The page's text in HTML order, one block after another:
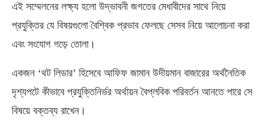
এই সম্মেলনের লক্ষ্য হলো উদ্ভাবনী জগতের মেধাবীদের সাথে নিয়ে
প্রযুক্তির যে বিষয়গুলো বৈশ্বিক প্রভাব ফেলছে সেসব নিয়ে আলোচনা করা
এবং সংযোগ গড়ে তোলা।
একজন ‘থট লিডার’ হিসেবে আফিফ জামান উদীয়মান বাজারের অর্থনৈতিক
দৃশ্যপটে কীভাবে প্রযুক্তিনির্ভর অর্থায়ন বৈপ্লবিক পরিবর্তন আনতে পারে সে
বিষয়ে বক্তব্য রাখেন।